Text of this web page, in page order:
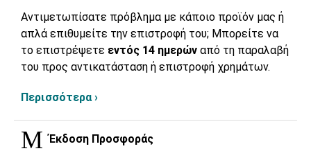
Αντιμετωπίσατε πρόβλημα με κάποιο προϊόν μας ή
απλά επιθυμείτε την επιστροφή του; Μπορείτε να
το επιστρέψετε εντός 14 ημερών από τη παραλαβή
του προς αντικατάσταση ή επιστροφή χρημάτων.
Περισσότερα ›
Έκδοση Προσφοράς